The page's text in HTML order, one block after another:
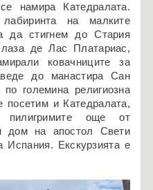
намира Катедралата.
на малките
да стигнем до Стария
де Лас Платариас,
ковачниците за
до манастира Сан
големина религиозна
посетим и Катедралата,
пилигримите още от
дом на апостол Свети
Испания. Екскурзията е